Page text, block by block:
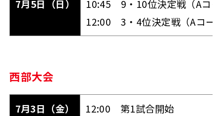
7月5日（日）
10:45 9・10位決定戦（Aコ
12:00 3・4位決定戦（Aコー
西部大会
7月3日（金） 12:00 第1試合開始